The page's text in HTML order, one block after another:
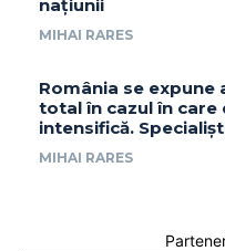
națiunii
MIHAI RARES
România se
total în cazul în
intensifică.
MIHAI RARES